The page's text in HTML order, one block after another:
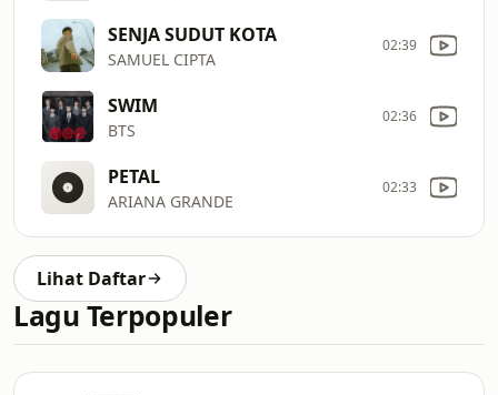
SENJA SUDUT KOTA
SAMUEL CIPTA
02:39
SWIM
BTS
02:36
PETAL
ARIANA GRANDE
02:33
Lihat Daftar
Lagu Terpopuler